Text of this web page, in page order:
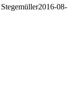
Stegemüller2016-08-